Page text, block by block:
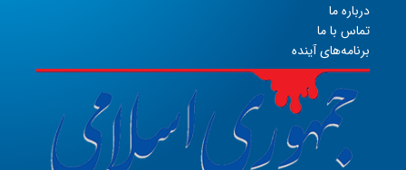
درباره ما
تماس با ما
برنامه‌های آینده